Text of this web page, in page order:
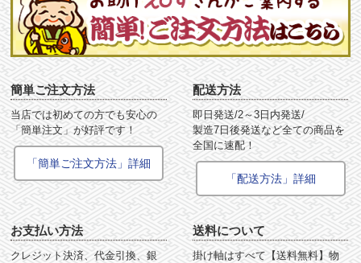
簡単ご注文方法
当店では初めての方でも安心の
「簡単注文」が好評です！
「簡単ご注文方法」詳細
配送方法
即日発送/2～3日内発送/
製造7日後発送など全ての商品を
全国に速配！
「配送方法」詳細
お支払い方法
クレジット決済、代金引換、銀
送料について
掛け軸はすべて【送料無料】物